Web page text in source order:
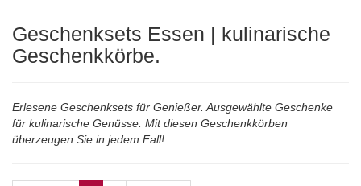
Geschenksets Essen | kulinarische
Geschenkkörbe.
Erlesene Geschenksets für Genießer. Ausgewählte Geschenke
für kulinarische Genüsse. Mit diesen Geschenkkörben
überzeugen Sie in jedem Fall!